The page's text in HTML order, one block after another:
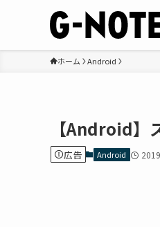
ホーム Android
【Android】
広告 Android